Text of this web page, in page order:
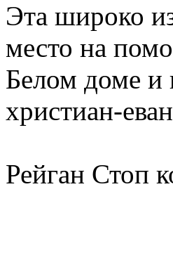
Эта широко
место на
Белом доме и
христиан-
Рейган Стоп